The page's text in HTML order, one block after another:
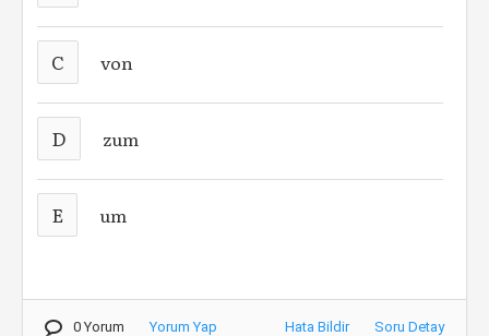
C von
D zum
E um
0 Yorum Yorum Yap Hata Bildir Soru Detay